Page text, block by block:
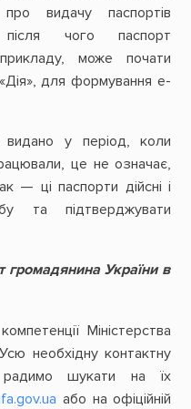
видачу паспортів
після чого паспорт
може почати
для формування е-
у період, коли
це не означає,
— ці паспорти дійсні і
та підтверджувати
України в
Міністерства
необхідну контактну
шукати на їх
або на офіційній